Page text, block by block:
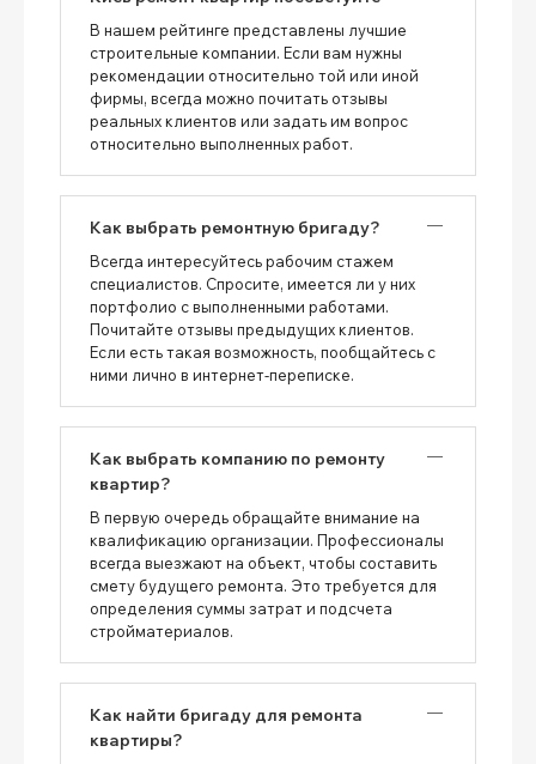
В нашем рейтинге представлены лучшие
строительные компании. Если вам нужны
рекомендации относительно той или иной
фирмы, всегда можно почитать отзывы
реальных клиентов или задать им вопрос
относительно выполненных работ.
Как выбрать ремонтную бригаду?
Всегда интересуйтесь рабочим стажем
специалистов. Спросите, имеется ли у них
портфолио с выполненными работами.
Почитайте отзывы предыдущих клиентов.
Если есть такая возможность, пообщайтесь с
ними лично в интернет-переписке.
Как выбрать компанию по ремонту
квартир?
В первую очередь обращайте внимание на
квалификацию организации. Профессионалы
всегда выезжают на объект, чтобы составить
смету будущего ремонта. Это требуется для
определения суммы затрат и подсчета
стройматериалов.
Как найти бригаду для ремонта
квартиры?